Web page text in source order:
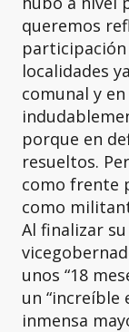
queremos
participación
localidades
comunal y
porque en
resueltos.
como frente
como
Al finalizar
unos “18
un “increíble
inmensa